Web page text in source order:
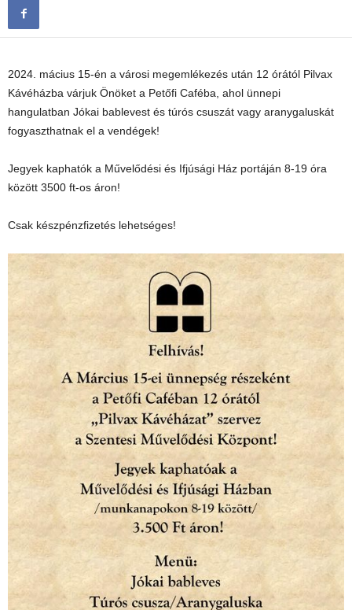
2024. mácius 15-én a városi megemlékezés után 12 órától Pilvax
Kávéházba várjuk Önöket a Petőfi Caféba, ahol ünnepi
hangulatban Jókai bablevest és túrós csuszát vagy aranygaluskát
fogyaszthatnak el a vendégek!
Jegyek kaphatók a Művelődési és Ifjúsági Ház portáján 8-19 óra
között 3500 ft-os áron!
Csak készpénzfizetés lehetséges!